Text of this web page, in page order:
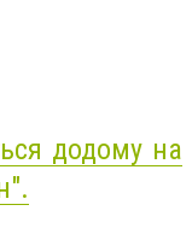
додому на